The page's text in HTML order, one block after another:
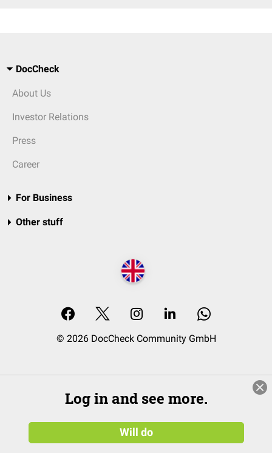
DocCheck
About Us
Investor Relations
Press
Career
For Business
Other stuff
© 2026 DocCheck Community GmbH
Log in and see more.
Will do